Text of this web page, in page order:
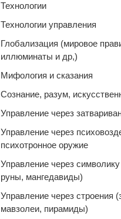
Технологии
Технологии управления
Глобализация (мировое
иллюминаты и др,)
Мифология и сказания
Сознание, разум,
Управление через
Управление через
психотронное оружие
Управление через
руны, мангедавиды)
Управление через строения
мавзолеи, пирамиды)